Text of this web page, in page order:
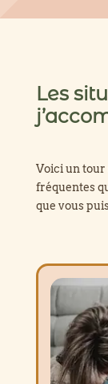
Les
Voici un tour
fréquentes
que vous